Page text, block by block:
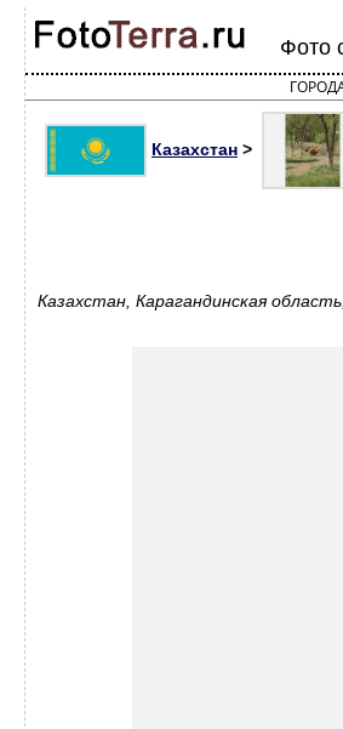
Фото
Казахстан >
Казахстан, Карагандинская